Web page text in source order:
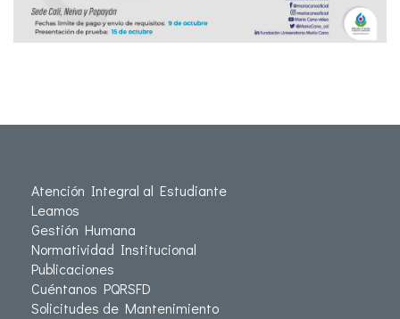
Atención Integral al Estudiante
Leamos
Gestión Humana
Normatividad Institucional
Publicaciones
Cuéntanos PQRSFD
Solicitudes de Mantenimiento